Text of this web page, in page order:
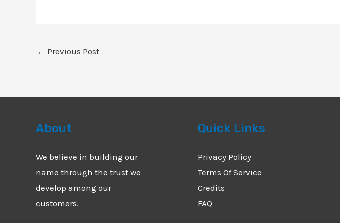
← Previous Post
About
We believe in building our
name through the trust we
develop among our
customers.
Quick Links
Privacy Policy
Terms Of Service
Credits
FAQ